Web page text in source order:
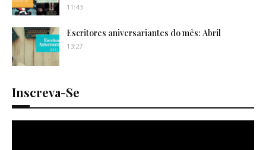
11:43
Escritores aniversariantes do mês: Abril
13:27
Inscreva-Se